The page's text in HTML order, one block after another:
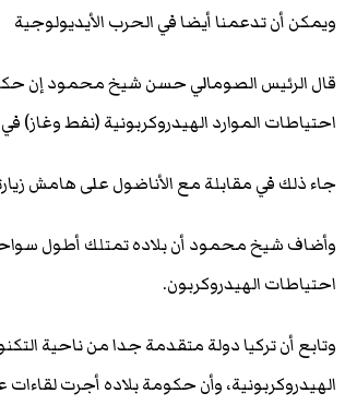
ويمكن أن تدعمنا أيضا في الحرب الأيديولوجية
قال الرئيس الصومالي حسن شيخ محمود إن
احتياطات الموارد الهيدروكربونية (نفط وغاز)
جاء ذلك في مقابلة مع الأناضول على هامش
وأضاف شيخ محمود أن بلاده تمتلك أطول
احتياطات الهيدروكربون.
وتابع أن تركيا دولة متقدمة جدا من ناحية
الهيدروكربونية، وأن حكومة بلاده أجرت